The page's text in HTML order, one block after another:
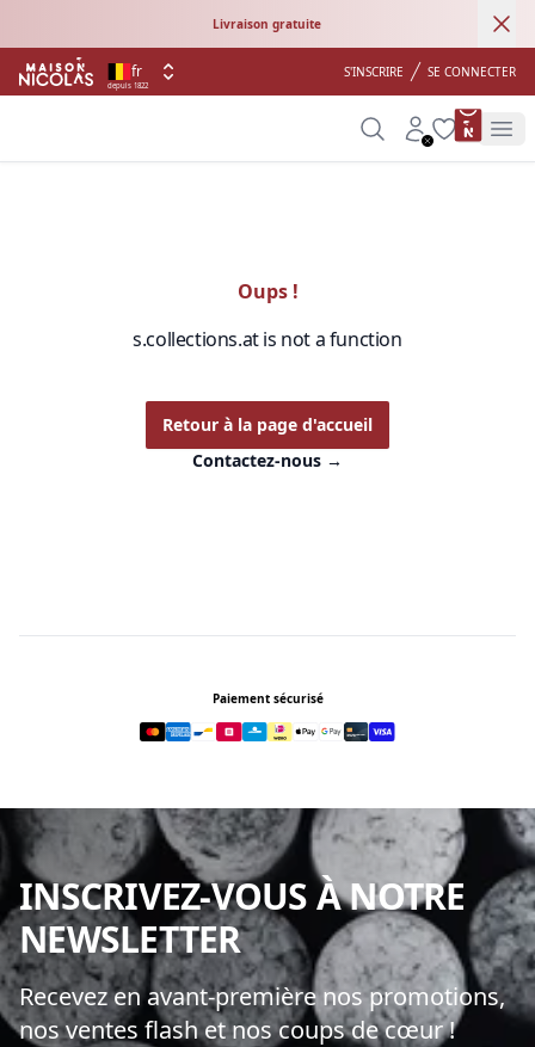
Livraison gratuite
depuis 1822
fr S'INSCRIRE SE CONNECTER
SearchAccount
Wishlist
Oups !
s.collections.at is not a function
Retour à la page d'accueil
Contactez-nous →
Paiement sécurisé
INSCRIVEZ-VOUS À NOTRE
NEWSLETTER
Recevez en avant-première nos promotions,
nos ventes flash et nos coups de cœur !